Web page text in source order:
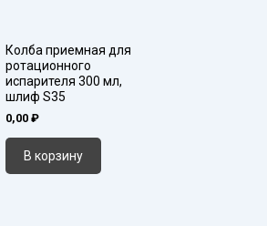
Колба приемная для
ротационного
испарителя 300 мл,
шлиф S35
0,00 ₽
В корзину